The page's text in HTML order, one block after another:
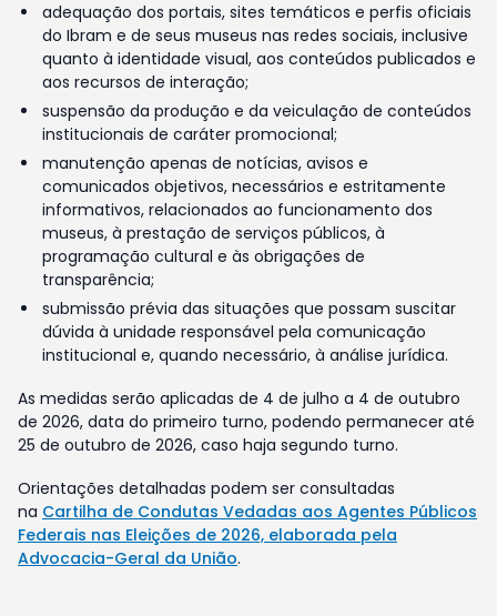
adequação dos portais, sites temáticos e perfis oficiais
do Ibram e de seus museus nas redes sociais, inclusive
quanto à identidade visual, aos conteúdos publicados e
aos recursos de interação;
suspensão da produção e da veiculação de conteúdos
institucionais de caráter promocional;
manutenção apenas de notícias, avisos e
comunicados objetivos, necessários e estritamente
informativos, relacionados ao funcionamento dos
museus, à prestação de serviços públicos, à
programação cultural e às obrigações de
transparência;
submissão prévia das situações que possam suscitar
dúvida à unidade responsável pela comunicação
institucional e, quando necessário, à análise jurídica.
As medidas serão aplicadas de 4 de julho a 4 de outubro
de 2026, data do primeiro turno, podendo permanecer até
25 de outubro de 2026, caso haja segundo turno.
Orientações detalhadas podem ser consultadas
na Cartilha de Condutas Vedadas aos Agentes Públicos
Federais nas Eleições de 2026, elaborada pela
Advocacia-Geral da União.